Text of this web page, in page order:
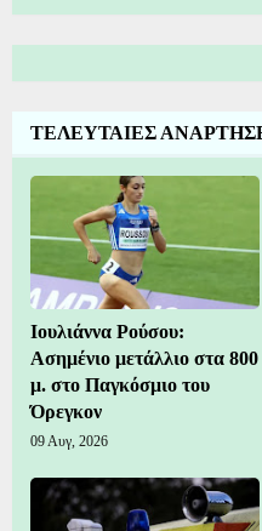
ΤΕΛΕΥΤΑΙΕΣ
Ιουλιάννα Ρούσου:
Ασημένιο μετάλλιο στα 800
μ. στο Παγκόσμιο του
Όρεγκον
09 Αυγ, 2026